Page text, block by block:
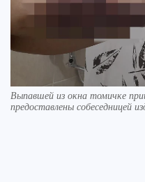
Выпавшей из окна томичке
предоставлены собеседницей